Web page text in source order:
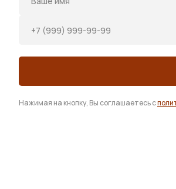
Нажимая на кнопку, Вы соглашаетесь с